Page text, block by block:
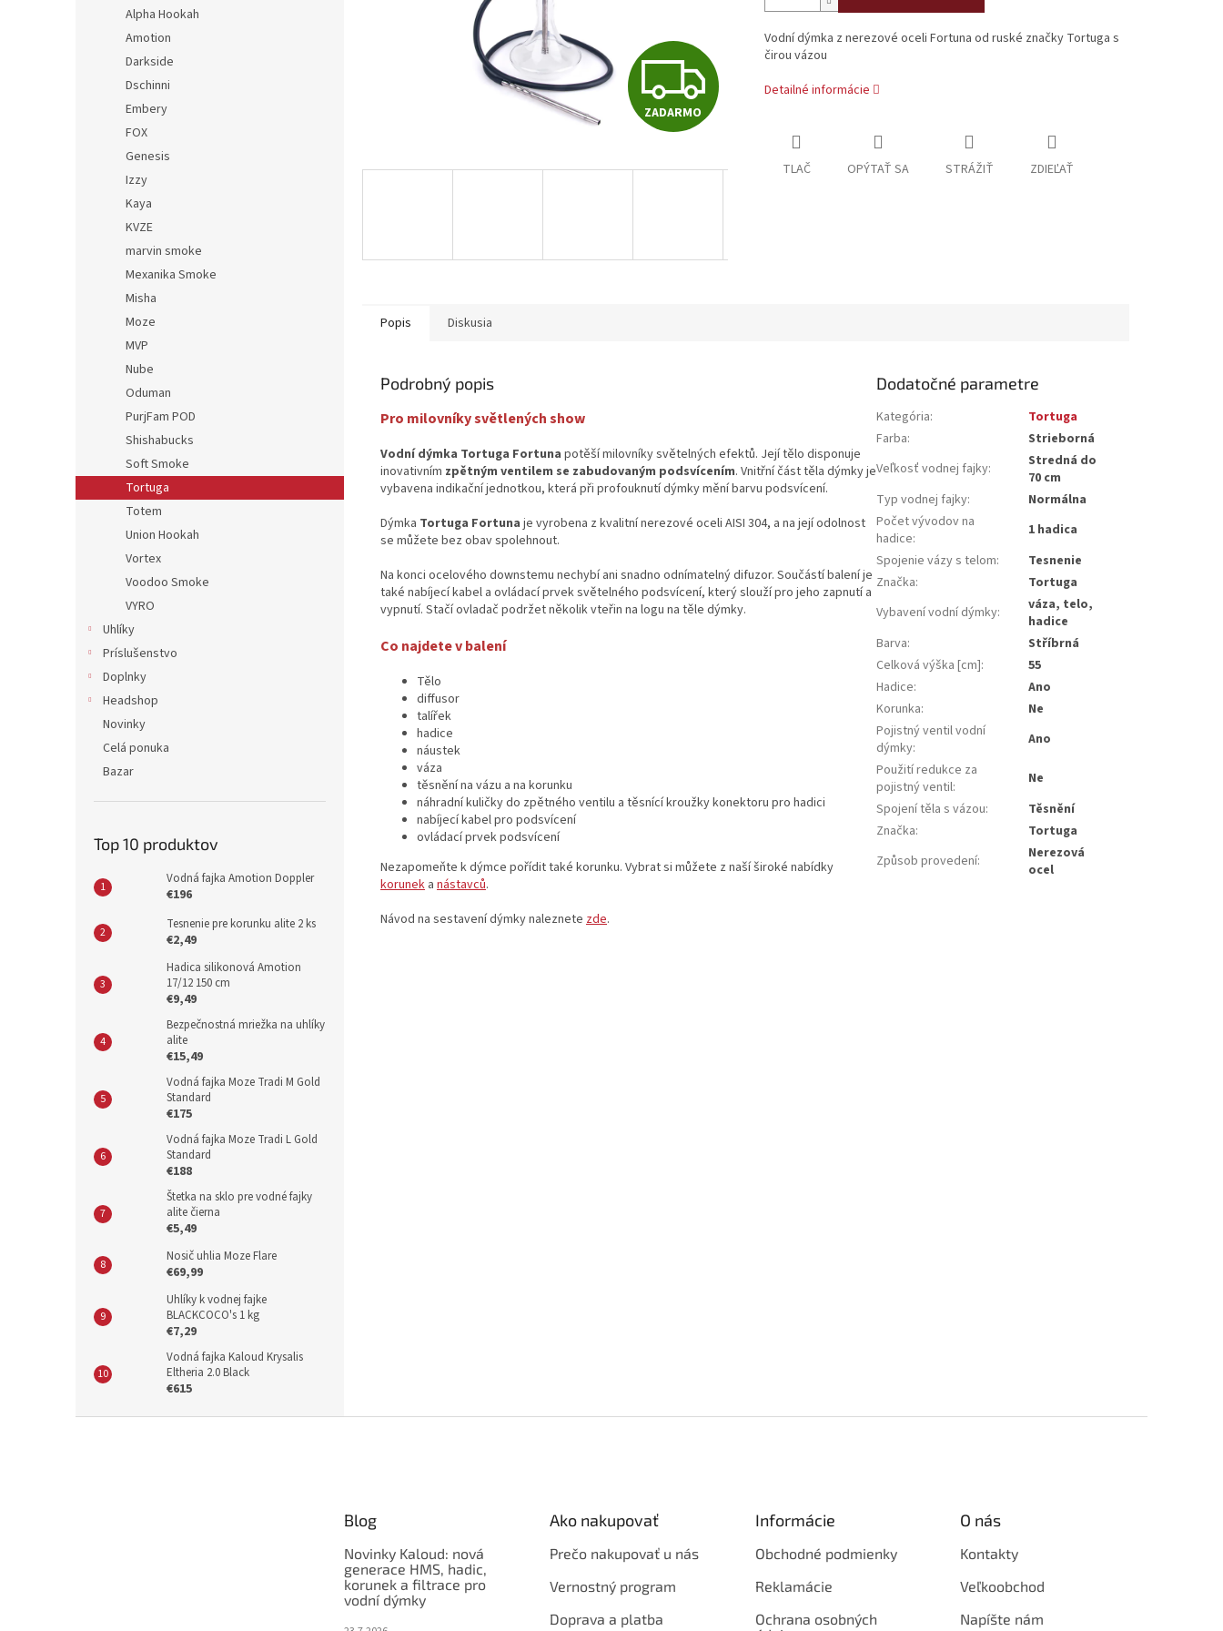
Alpha Hookah
Amotion
Darkside
Dschinni
Embery
FOX
Genesis
Izzy
Kaya
KVZE
marvin smoke
Mexanika Smoke
Misha
Moze
MVP
Nube
Oduman
PurjFam POD
Shishabucks
Soft Smoke
Tortuga
Totem
Union Hookah
Vortex
Voodoo Smoke
VYRO
Uhlíky
Príslušenstvo
Doplnky
Headshop
Novinky
Celá ponuka
Bazar
Top 10 produktov
Vodná fajka Amotion Doppler
€196
Tesnenie pre korunku alite 2 ks
€2,49
Hadica silikonová Amotion
17/12 150 cm
€9,49
Bezpečnostná mriežka na uhlíky
alite
€15,49
Vodná fajka Moze Tradi M Gold
Standard
€175
Vodná fajka Moze Tradi L Gold
Standard
€188
Štetka na sklo pre vodné fajky
alite čierna
€5,49
Nosič uhlia Moze Flare
€69,99
Uhlíky k vodnej fajke
BLACKCOCO's 1 kg
€7,29
Vodná fajka Kaloud Krysalis
Eltheria 2.0 Black
€615
Z
A
A
O
ZADARMO
Vodní dýmka z nerezové oceli Fortuna od ruské značky Tortuga s
čirou vázou
Detailné informácie
TLAČ OPÝTAŤ SA STRÁŽIŤ ZDIEĽAŤ
Popis Diskusia
Podrobný popis
Pro milovníky světlených show
Vodní dýmka Tortuga Fortuna potěší milovníky světelných efektů. Její tělo disponuje
inovativním zpětným ventilem se zabudovaným podsvícením. Vnitřní část těla dýmky je
vybavena indikační jednotkou, která při profouknutí dýmky mění barvu podsvícení.
Dýmka Tortuga Fortuna je vyrobena z kvalitní nerezové oceli AISI 304, a na její odolnost
se můžete bez obav spolehnout.
Na konci ocelového downstemu nechybí ani snadno odnímatelný difuzor. Součástí balení je
také nabíjecí kabel a ovládací prvek světelného podsvícení, který slouží pro jeho zapnutí a
vypnutí. Stačí ovladač podržet několik vteřin na logu na těle dýmky.
Co najdete v balení
Tělo
diffusor
talířek
hadice
náustek
váza
těsnění na vázu a na korunku
náhradní kuličky do zpětného ventilu a těsnící kroužky konektoru pro hadici
nabíjecí kabel pro podsvícení
ovládací prvek podsvícení
Nezapomeňte k dýmce pořídit také korunku. Vybrat si můžete z naší široké nabídky
korunek a nástavců.
Návod na sestavení dýmky naleznete zde.
Dodatočné parametre
Kategória:
Tortuga
Farba:
Strieborná
Veľkosť vodnej fajky:
Stredná do
70 cm
Typ vodnej fajky:
Normálna
Počet vývodov na
hadice:
1 hadica
Spojenie vázy s telom:
Tesnenie
Značka:
Tortuga
Vybavení vodní dýmky:
váza, telo,
hadice
Barva:
Stříbrná
Celková výška [cm]:
55
Hadice:
Ano
Korunka:
Ne
Pojistný ventil vodní
dýmky:
Ano
Použití redukce za
pojistný ventil:
Ne
Spojení těla s vázou:
Těsnění
Značka:
Tortuga
Způsob provedení:
Nerezová
ocel
Blog
Novinky Kaloud: nová
generace HMS, hadic,
korunek a filtrace pro
vodní dýmky
Ako nakupovať
Prečo nakupovať u nás
Vernostný program
Doprava a platba
Informácie
Obchodné podmienky
Reklamácie
Ochrana osobných
O nás
Kontakty
Veľkoobchod
Napíšte nám